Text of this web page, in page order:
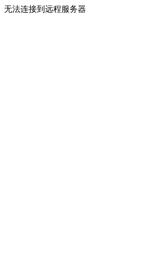
无法连接到远程服务器